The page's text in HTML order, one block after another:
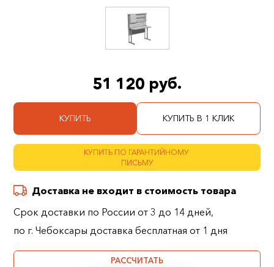
51 120 руб.
КУПИТЬ КУПИТЬ В 1 КЛИК
КУПИТЬ ПО ГАРАНТИЙНОМУ
ПИСЬМУ
Доставка не входит в стоимость товара
Срок доставки по России от 3 до 14 дней,
по г. Чебоксары доставка бесплатная от 1 дня
РАССЧИТАТЬ